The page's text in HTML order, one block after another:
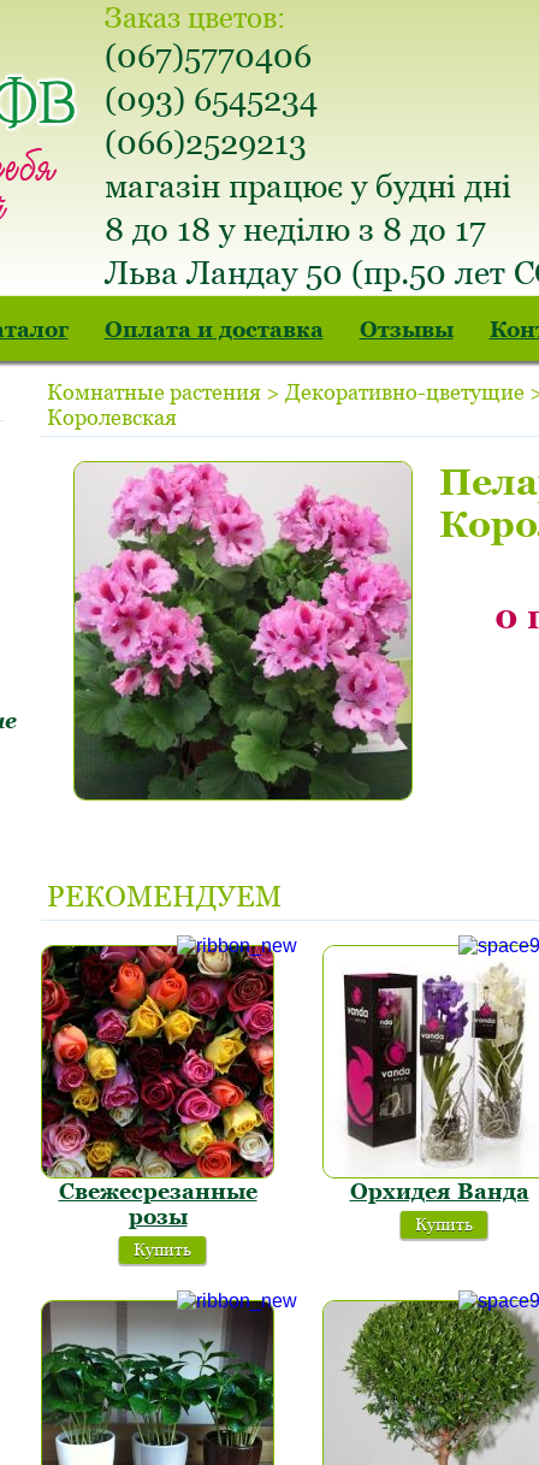
Заказ цветов:
(067)5770406
(093) 6545234
(066)2529213
магазін працює у будні дні
8 до 18 у неділю з 8 до 17
Льва Ландау 50 (пр.50 лет
Оплата и доставка Отзывы
Комнатные растения > Декоративно-цветущие
Королевская
0
РЕКОМЕНДУЕМ
Свежесрезанные
розы
Купить
Орхидея Ванда
Купить